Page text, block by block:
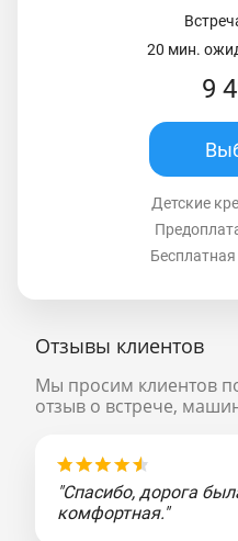
20 мин.
9
Детские
Отзывы клиентов
Мы просим клиентов
отзыв о встрече,
"Спасибо, дорога
комфортная."